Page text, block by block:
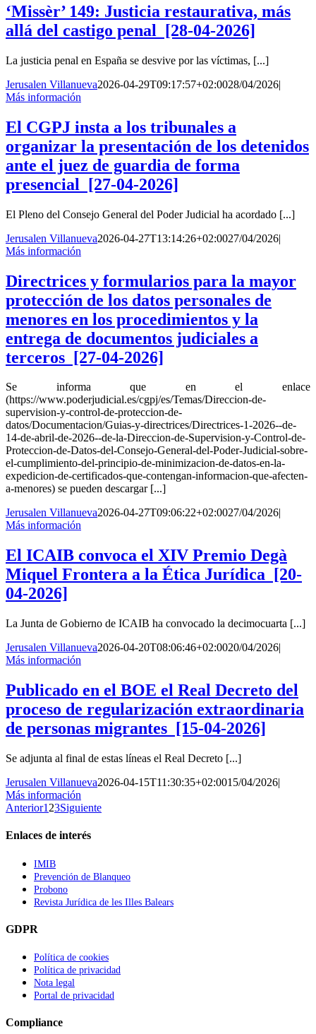
‘Missèr’ 149: Justicia restaurativa, más
allá del castigo penal [28-04-2026]
La justicia penal en España se desvive por las víctimas, [...]
Jerusalen Villanueva2026-04-29T09:17:57+02:0028/04/2026|
Más información
El CGPJ insta a los tribunales a
organizar la presentación de los detenidos
ante el juez de guardia de forma
presencial [27-04-2026]
El Pleno del Consejo General del Poder Judicial ha acordado [...]
Jerusalen Villanueva2026-04-27T13:14:26+02:0027/04/2026|
Más información
Directrices y formularios para la mayor
protección de los datos personales de
menores en los procedimientos y la
entrega de documentos judiciales a
terceros [27-04-2026]
Se informa que en el enlace
(https://www.poderjudicial.es/cgpj/es/Temas/Direccion-de-
supervision-y-control-de-proteccion-de-
datos/Documentacion/Guias-y-directrices/Directrices-1-2026--de-
14-de-abril-de-2026--de-la-Direccion-de-Supervision-y-Control-de-
Proteccion-de-Datos-del-Consejo-General-del-Poder-Judicial-sobre-
el-cumplimiento-del-principio-de-minimizacion-de-datos-en-la-
expedicion-de-certificados-que-contengan-informacion-que-afecten-
a-menores) se pueden descargar [...]
Jerusalen Villanueva2026-04-27T09:06:22+02:0027/04/2026
Más información
El ICAIB convoca el XIV Premio Degà
Miquel Frontera a la Ética Jurídica [20-
04-2026]
La Junta de Gobierno de ICAIB ha convocado la decimocuarta [...]
Jerusalen Villanueva2026-04-20T08:06:46+02:0020/04/2026|
Más información
Publicado en el BOE el Real Decreto del
proceso de regularización extraordinaria
de personas migrantes [15-04-2026]
Se adjunta al final de estas líneas el Real Decreto [...]
Jerusalen Villanueva2026-04-15T11:30:35+02:0015/04/2026|
Más información
Anterior1 23Siguiente
Enlaces de interés
IMIB
Prevención de Blanqueo
Probono
Revista Jurídica de les Illes Balears
GDPR
Política de cookies
Política de privacidad
Nota legal
Portal de privacidad
Compliance